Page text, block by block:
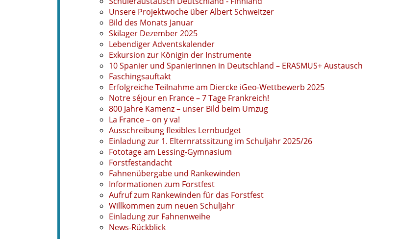
Unsere Projektwoche über Albert Schweitzer
Bild des Monats Januar
Skilager Dezember 2025
Lebendiger Adventskalender
Exkursion zur Königin der Instrumente
10 Spanier und Spanierinnen in Deutschland – ERASMUS+ Austausch
Faschingsauftakt
Erfolgreiche Teilnahme am Diercke iGeo-Wettbewerb 2025
Notre séjour en France – 7 Tage Frankreich!
800 Jahre Kamenz – unser Bild beim Umzug
La France – on y va!
Ausschreibung flexibles Lernbudget
Einladung zur 1. Elternratssitzung im Schuljahr 2025/26
Fototage am Lessing-Gymnasium
Forstfestandacht
Fahnenübergabe und Rankewinden
Informationen zum Forstfest
Aufruf zum Rankewinden für das Forstfest
Willkommen zum neuen Schuljahr
Einladung zur Fahnenweihe
News-Rückblick